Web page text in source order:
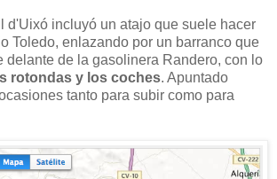
d'Uixó incluyó un atajo que suele hacer
Toledo, enlazando por un barranco que
delante de la gasolinera Randero, con lo
rotondas y los coches. Apuntado
tanto para subir como para